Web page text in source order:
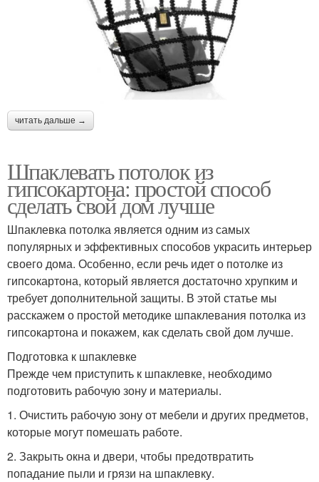
читать дальше →
Шпаклевать потолок из
гипсокартона: простой способ
сделать свой дом лучше
Шпаклевка потолка является одним из самых
популярных и эффективных способов украсить интерьер
своего дома. Особенно, если речь идет о потолке из
гипсокартона, который является достаточно хрупким и
требует дополнительной защиты. В этой статье мы
расскажем о простой методике шпаклевания потолка из
гипсокартона и покажем, как сделать свой дом лучше.
Подготовка к шпаклевке
Прежде чем приступить к шпаклевке, необходимо
подготовить рабочую зону и материалы.
1. Очистить рабочую зону от мебели и других предметов,
которые могут помешать работе.
2. Закрыть окна и двери, чтобы предотвратить
попадание пыли и грязи на шпаклевку.